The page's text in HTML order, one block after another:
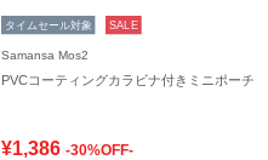
タイムセール対象 SALE
Samansa Mos2
PVCコーティングカラビナ付きミニポーチ
¥1,386 -30%OFF-